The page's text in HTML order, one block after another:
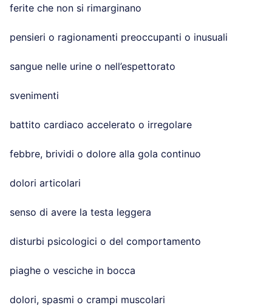
ferite che non si rimarginano
pensieri o ragionamenti preoccupanti o inusuali
sangue nelle urine o nell’espettorato
svenimenti
battito cardiaco accelerato o irregolare
febbre, brividi o dolore alla gola continuo
dolori articolari
senso di avere la testa leggera
disturbi psicologici o del comportamento
piaghe o vesciche in bocca
dolori, spasmi o crampi muscolari